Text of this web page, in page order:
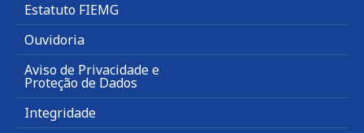
Estatuto FIEMG
Ouvidoria
Aviso de Privacidade e
Proteção de Dados
Integridade